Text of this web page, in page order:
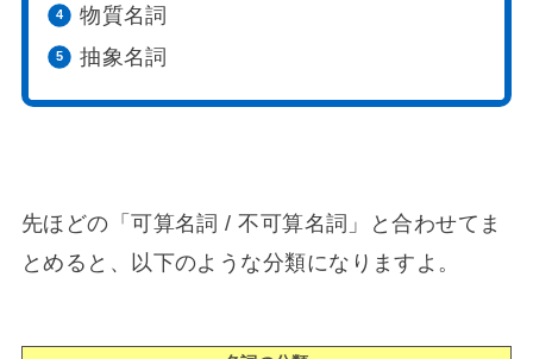
物質名詞
抽象名詞
先ほどの「可算名詞 / 不可算名詞」と合わせてま
とめると、以下のような分類になりますよ。